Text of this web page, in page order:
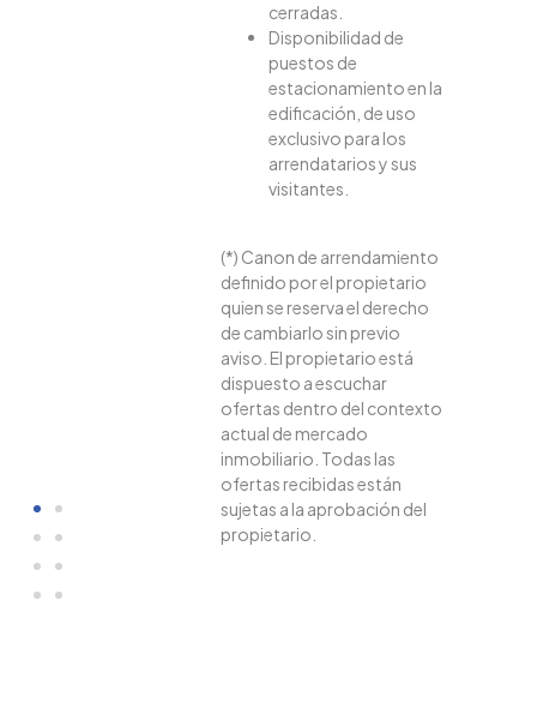
cerradas.
Disponibilidad de
puestos de
estacionamiento en la
edificación, de uso
exclusivo para los
arrendatarios y sus
visitantes.
(*) Canon de arrendamiento
definido por el propietario
quien se reserva el derecho
de cambiarlo sin previo
aviso. El propietario está
dispuesto a escuchar
ofertas dentro del contexto
actual de mercado
inmobiliario. Todas las
ofertas recibidas están
sujetas a la aprobación del
propietario.